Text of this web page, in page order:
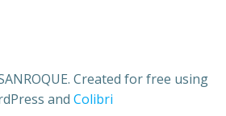
Created for free using
and Colibri